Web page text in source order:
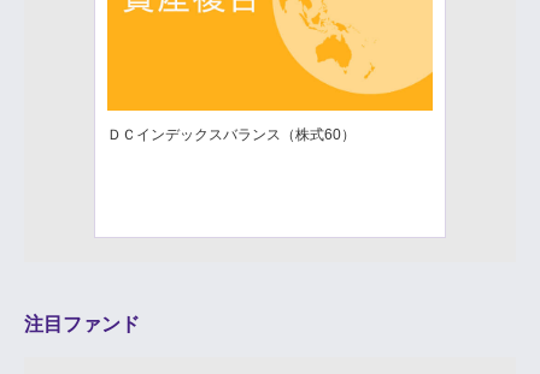
ＤＣインデックスバランス（株式60）
注目ファンド